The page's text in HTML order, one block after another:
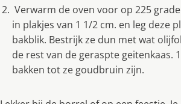
Verwarm de oven voor op 225
in plakjes van 1 1/2 cm. en leg deze
bakblik. Bestrijk ze dun met wat
de rest van de geraspte geitenkaas.
bakken tot ze goudbruin zijn.